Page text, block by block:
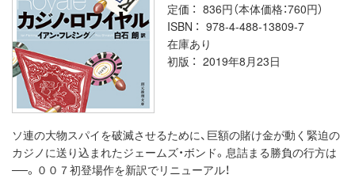
定価
836円（本体価格：760円）
ISBN
978-4-488-13809-7
在庫あり
初版
2019年8月23日
ソ連の大物スパイを破滅させるために、巨額の賭け金が動く緊迫の
カジノに送り込まれたジェームズ・ボンド。息詰まる勝負の行方は
──。００７初登場作を新訳でリニューアル！